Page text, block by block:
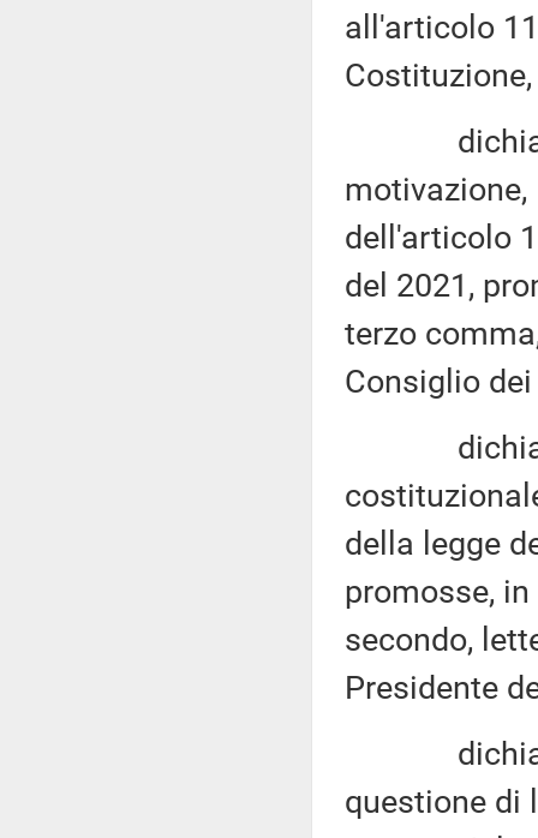
all'articolo
dichiara
dell'articolo
del 2021,
terzo
Consiglio
dichiara
della legge
promosse,
secondo,
Presidente
dichiara
questione di